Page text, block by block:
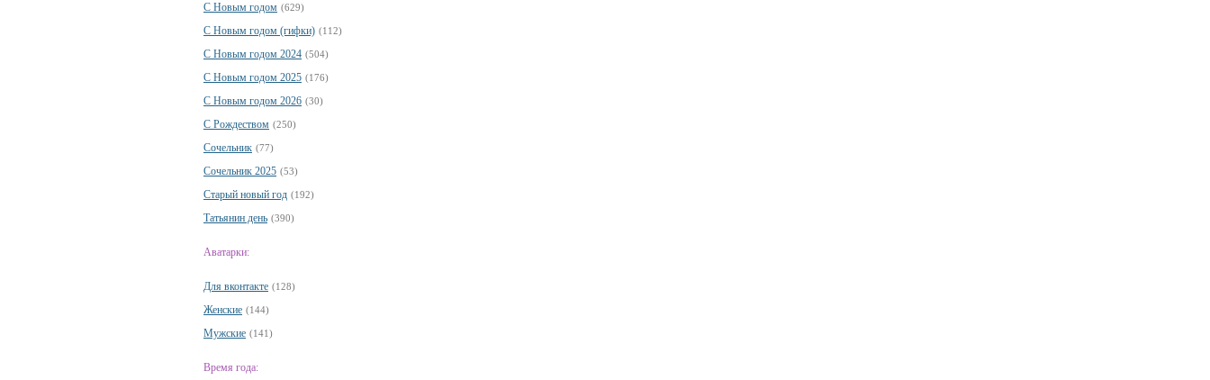
С Новым годом (629)
С Новым годом (гифки) (112)
С Новым годом 2024 (504)
С Новым годом 2025 (176)
С Новым годом 2026 (30)
С Рождеством (250)
Сочельник (77)
Сочельник 2025 (53)
Старый новый год (192)
Татьянин день (390)
Аватарки:
Для вконтакте (128)
Женские (144)
Мужские (141)
Время года: